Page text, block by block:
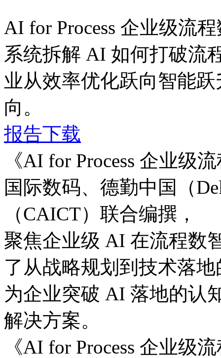
AI for Process 企业级流
系统拆解 AI 如何打破流程
业从效率优化跃向智能跃
向。
报告下载
《AI for Process 企业级
国际数码、德勤中国
（CAICT）联合编撰，
聚焦企业级 AI 在流程数智
了从战略规划到技术落地
为企业突破 AI 落地的认
解决方案。
《AI for Process 企业级